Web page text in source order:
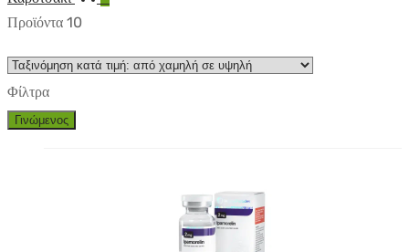
Προϊόντα 10
Φίλτρα
Γινώμενος